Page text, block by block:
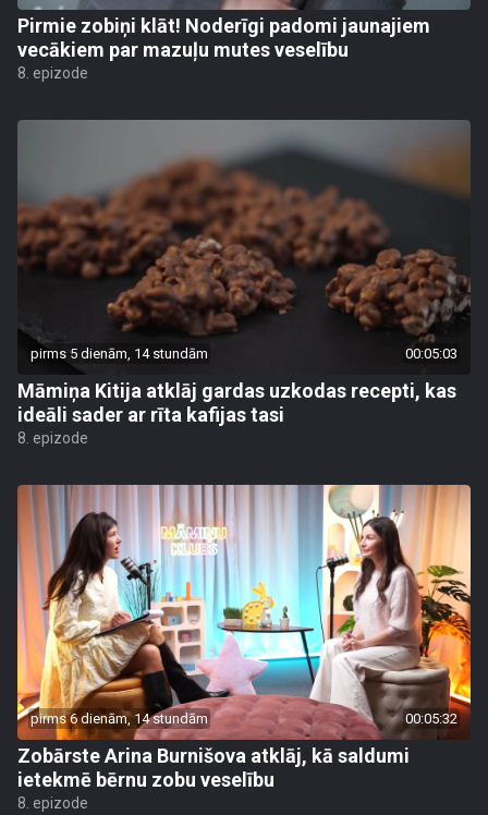
Pirmie zobiņi klāt! Noderīgi padomi jaunajiem
vecākiem par mazuļu mutes veselību
8. epizode
pirms 5 dienām, 14 stundām 00:05:03
Māmiņa Kitija atklāj gardas uzkodas recepti, kas
ideāli sader ar rīta kafijas tasi
8. epizode
pirms 6 dienām, 14 stundām 00:05:32
Zobārste Arina Burnišova atklāj, kā saldumi
ietekmē bērnu zobu veselību
8. epizode